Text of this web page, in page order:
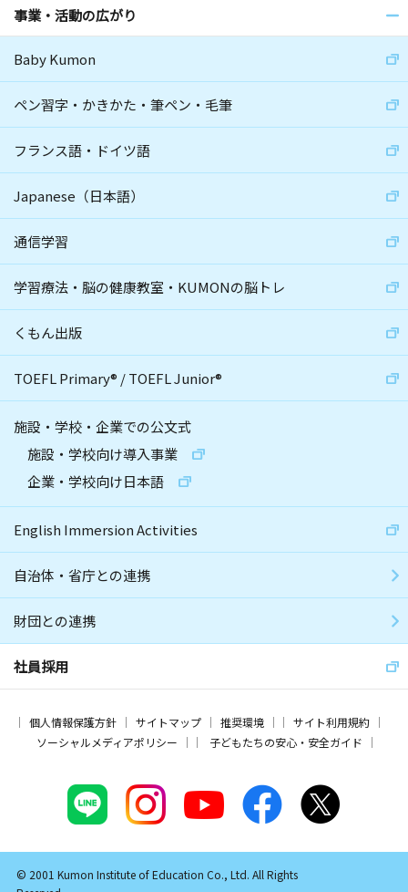
事業・活動の広がり
Baby Kumon
ペン習字・かきかた・筆ペン・毛筆
フランス語・ドイツ語
Japanese（日本語）
通信学習
学習療法・脳の健康教室・KUMONの脳トレ
くもん出版
TOEFL Primary® /TOEFL Junior®
施設・学校・企業での公文式
施設・学校向け導入事業
企業・学校向け日本語
English Immersion Activities
自治体・省庁との連携
財団との連携
社員採用
個人情報保護方針 サイトマップ 推奨環境
サイト利用規約
ソーシャルメディアポリシー
子どもたちの安心・安全ガイド
© 2001 Kumon Institute of Education Co., Ltd. All Rights